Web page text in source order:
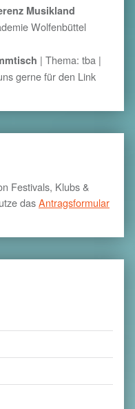
Musikland
Wolfenbüttel
| Thema: tba |
gerne für den Link
Festivals, Klubs &
dasAntragsformular